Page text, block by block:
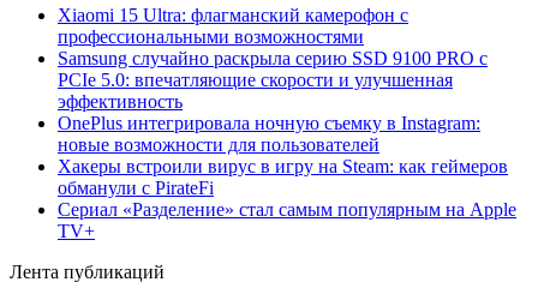
Xiaomi 15 Ultra: флагманский камерофон с
профессиональными возможностями
Samsung случайно раскрыла серию SSD 9100 PRO с
PCIe 5.0: впечатляющие скорости и улучшенная
эффективность
OnePlus интегрировала ночную съемку в Instagram:
новые возможности для пользователей
Хакеры встроили вирус в игру на Steam: как геймеров
обманули с PirateFi
Сериал «Разделение» стал самым популярным на Apple
TV+
Лента публикаций